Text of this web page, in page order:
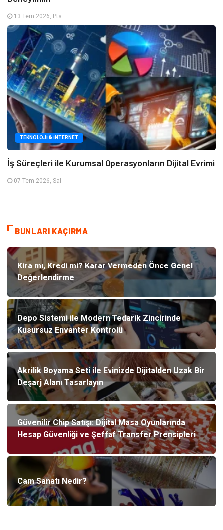
13 Tem 2026, Pts
TEKNOLOJI & İNTERNET
İş Süreçleri ile Kurumsal Operasyonların Dijital Evrimi
07 Tem 2026, Sal
BUNLARI KAÇIRMA
Kira mı, Kredi mi? Karar Vermeden Önce Genel
Değerlendirme
Depo Sistemi ile Modern Tedarik Zincirinde
Kusursuz Envanter Kontrolü
Akrilik Boyama Seti ile Evinizde Dijitalden Uzak Bir
Deşarj Alanı Tasarlayın
Güvenilir Chip Satışı: Dijital Masa Oyunlarında
Hesap Güvenliği ve Şeffaf Transfer Prensipleri
Cam Sanatı Nedir?